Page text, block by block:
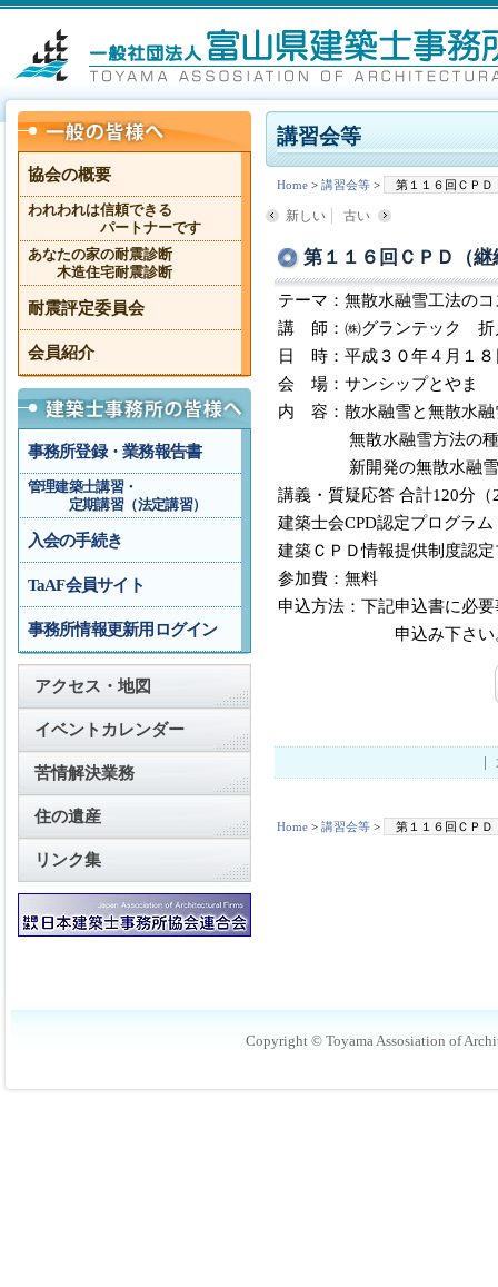
講習会等
Home > 講習会等 > 第１１６回ＣＰＤ
新しい 古い
第１１６回ＣＰＤ（
テーマ：無散水融雪工法の
講 師：㈱グランテック 折
日 時：平成３０年４月１８
会 場：サンシップとやま
内 容：散水融雪と無散水融
無散水融雪方法の種類
新開発の無散水融
講義・質疑応答 合計120分（
建築士会CPD認定プログラム
建築ＣＰＤ情報提供制度認
参加費：無料
申込方法：下記申込書に必
申込み下さい
Home > 講習会等 > 第１１６回ＣＰＤ
協会の概要
われわれは信頼できる
パートナーです
あなたの家の耐震診断
木造住宅耐震診断
耐震評定委員会
会員紹介
事務所登録・業務報告書
管理建築士講習・
定期講習（法定講習）
入会の手続き
TaAF会員サイト
事務所情報更新用ログイン
アクセス・地図
イベントカレンダー
苦情解決業務
住の遺産
リンク集
Copyright © Toyama Assosiation of